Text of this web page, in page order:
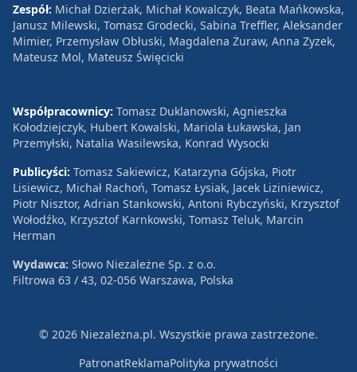
Zespół: Michał Dzierżak, Michał Kowalczyk, Beata Mańkowska,
Janusz Milewski, Tomasz Grodecki, Sabina Treffler, Aleksander
Mimier, Przemysław Obłuski, Magdalena Żuraw, Anna Zyzek,
Mateusz Mol, Mateusz Święcicki
Współpracownicy: Tomasz Duklanowski, Agnieszka
Kołodziejczyk, Hubert Kowalski, Mariola Łukawska, Jan
Przemyłski, Natalia Wasilewska, Konrad Wysocki
Publicyści: Tomasz Sakiewicz, Katarzyna Gójska, Piotr
Lisiewicz, Michał Rachoń, Tomasz Łysiak, Jacek Liziniewicz,
Piotr Nisztor, Adrian Stankowski, Antoni Rybczyński, Krzysztof
Wołodźko, Krzysztof Karnkowski, Tomasz Teluk, Marcin
Herman
Wydawca: Słowo Niezależne Sp. z o.o.
Filtrowa 63 / 43, 02-056 Warszawa, Polska
© 2026 Niezależna.pl. Wszystkie prawa zastrzeżone.
PatronatReklamaPolityka prywatności